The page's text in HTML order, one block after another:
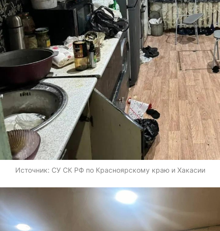
Источник: СУ СК РФ по Красноярскому краю и Хакасии